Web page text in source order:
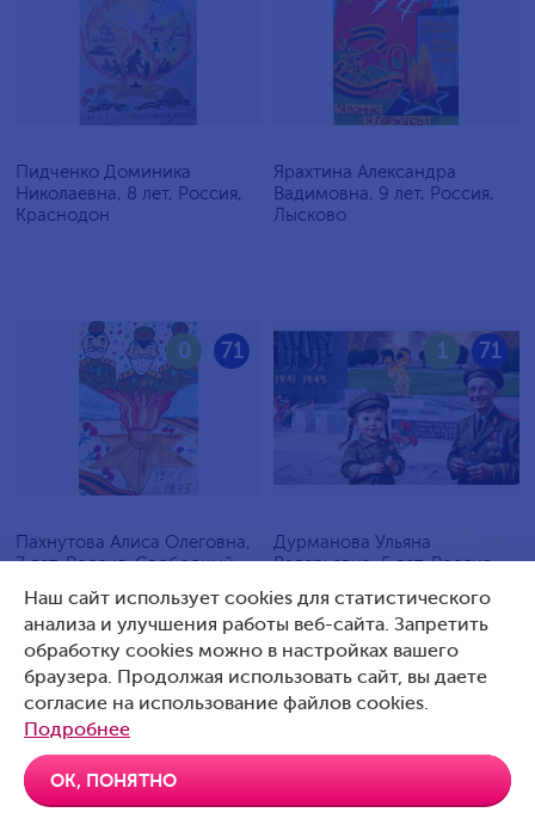
Пидченко Доминика
Николаевна, 8 лет, Россия,
Краснодон
Ярахтина Александра
Вадимовна, 9 лет, Россия,
Лысково
71
0
Пахнутова Алиса Олеговна,
7 лет, Россия, Свободный
71
1
Дурманова Ульяна
Валерьевна, 5 лет, Россия,
Наш сайт использует cookies для статистического
анализа и улучшения работы веб-сайта. Запретить
обработку cookies можно в настройках вашего
браузера. Продолжая использовать сайт, вы даете
согласие на использование файлов cookies.
Подробнее
ОК, ПОНЯТНО